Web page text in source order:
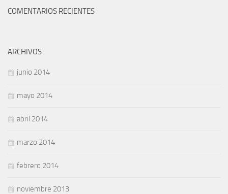
COMENTARIOS RECIENTES
ARCHIVOS
junio 2014
mayo 2014
abril 2014
marzo 2014
febrero 2014
noviembre 2013